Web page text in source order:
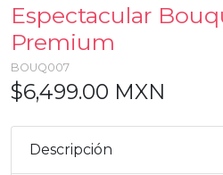
Espectacular
Premium
BOUQ007
$6,499.00 MXN
Descripción